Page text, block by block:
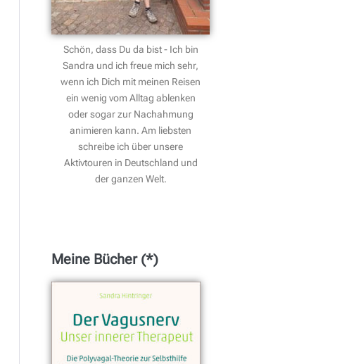
Schön, dass Du da bist - Ich bin
Sandra und ich freue mich sehr,
wenn ich Dich mit meinen Reisen
ein wenig vom Alltag ablenken
oder sogar zur Nachahmung
animieren kann. Am liebsten
schreibe ich über unsere
Aktivtouren in Deutschland und
der ganzen Welt.
Meine Bücher (*)